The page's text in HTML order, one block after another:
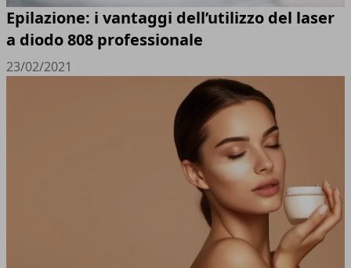
Epilazione: i vantaggi dell’utilizzo del laser
a diodo 808 professionale
23/02/2021